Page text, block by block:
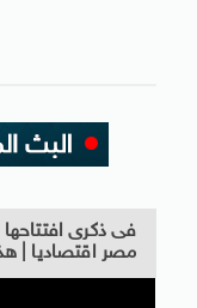
فى ذكرى
مصر اقتصاديا |